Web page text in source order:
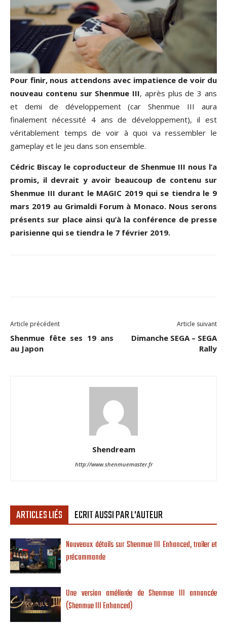
Pour finir, nous attendons avec impatience de voir du
nouveau contenu sur Shenmue III, après plus de 3 ans
et demi de développement (car Shenmue III aura
finalement nécessité 4 ans de développement), il est
véritablement temps de voir à quoi va ressembler le
gameplay et le jeu dans son ensemble.
Cédric Biscay le coproducteur de Shenmue III nous l’a
promis, il devrait y avoir beaucoup de contenu sur
Shenmue III durant le MAGIC 2019 qui se tiendra le 9
mars 2019 au Grimaldi Forum à Monaco. Nous serons
présents sur place ainsi qu’à la conférence de presse
parisienne qui se tiendra le 7 février 2019.
Article précédent
Shenmue fête ses 19 ans
au Japon
Article suivant
Dimanche SEGA – SEGA
Rally
Shendream
http://www.shenmuemaster.fr
ARTICLES LIÉS ECRIT AUSSI PAR L'AUTEUR
Nouveaux détails sur Shenmue III Enhanced, trailer et
précommande
Une version améliorée de Shenmue III annoncée
(Shenmue III Enhanced)